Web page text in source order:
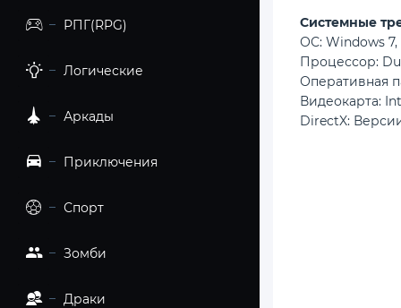
РПГ(RPG)
Логические
Аркады
Приключения
Спорт
Зомби
Драки
Cистемные
ОС: Windows 7,
Процессор:
Оперативная
Видеокарта:
DirectX: